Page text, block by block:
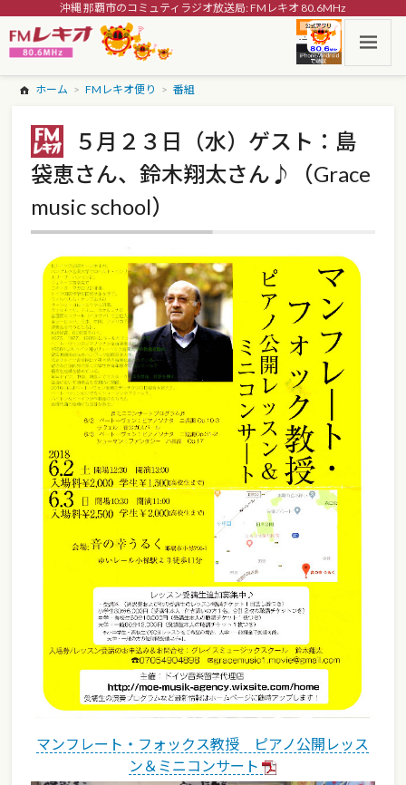
沖縄 那覇市のコミュティラジオ放送局: FMレキオ 80.6MHz
ホーム FMレキオ便り 番組
５月２３日（水）ゲスト：島
袋恵さん、鈴木翔太さん♪（Grace
music school）
マンフレート・フォックス教授 ピアノ公開レッス
ン＆ミニコンサート